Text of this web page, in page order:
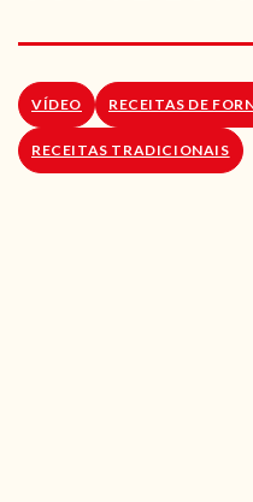
VÍDEO RECEITAS DE
RECEITAS TRADICIONAIS